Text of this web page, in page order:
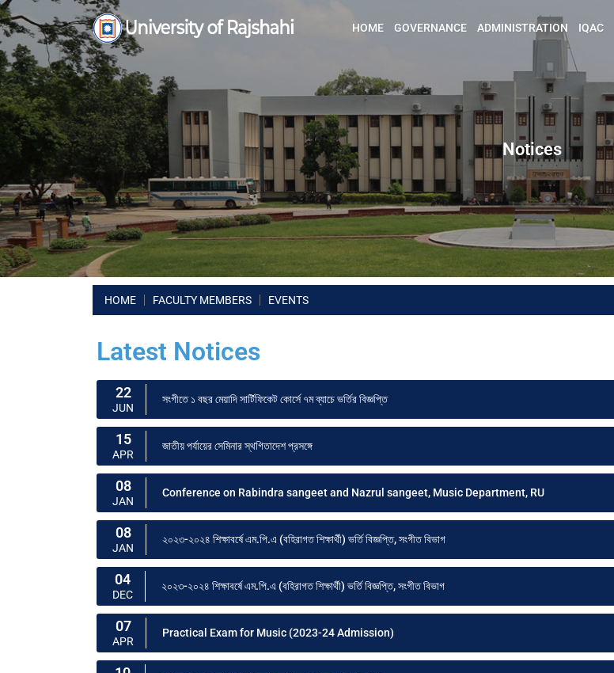
HOME GOVERNANCE ADMINISTRATION IQAC
Notices
HOME FACULTY MEMBERS EVENTS
Latest Notices
22
JUN
সংগীতে ১ বছর মেয়াদি সার্টিফিকেট কোর্সে ৭ম ব্যাচে ভর্তির বিজ্ঞপ্তি
15
APR
জাতীয় পর্যায়ের সেমিনার স্থগিতাদেশ প্রসঙ্গে
08
JAN
Conference on Rabindra sangeet and Nazrul sangeet, Music Department, RU
08
JAN
২০২৩-২০২৪ শিক্ষাবর্ষে এম.পি.এ (বহিরাগত শিক্ষার্থী) ভর্তি বিজ্ঞপ্তি, সংগীত বিভাগ
04
DEC
২০২৩-২০২৪ শিক্ষাবর্ষে এম.পি.এ (বহিরাগত শিক্ষার্থী) ভর্তি বিজ্ঞপ্তি, সংগীত বিভাগ
07
APR
Practical Exam for Music (2023-24 Admission)